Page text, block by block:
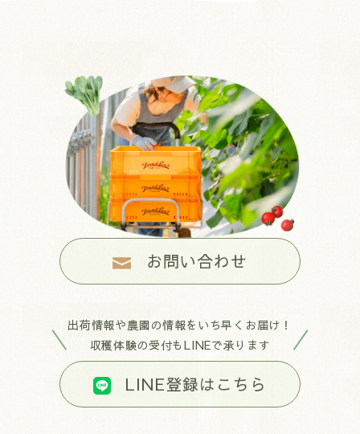
お問い合わせ
出荷情報や農園の情報をいち早くお届け！
収穫体験の受付もLINEで承ります
LINE登録はこちら